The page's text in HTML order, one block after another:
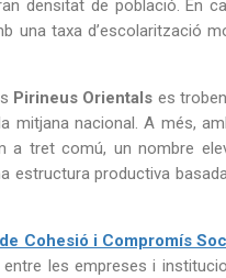
densitat de població. En
una taxa d’escolarització
Pirineus Orientals es
mitjana nacional. A més,
a tret comú, un nombre
estructura productiva
Cohesió i Compromís
les empreses i